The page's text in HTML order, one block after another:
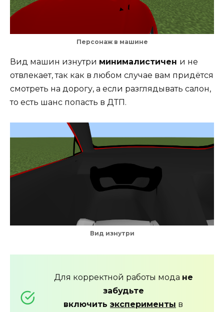
Персонаж в машине
Вид машин изнутри минималистичен и не
отвлекает, так как в любом случае вам придётся
смотреть на дорогу, а если разглядывать салон,
то есть шанс попасть в ДТП.
Вид изнутри
Для корректной работы мода не
забудьте
включить эксперименты в